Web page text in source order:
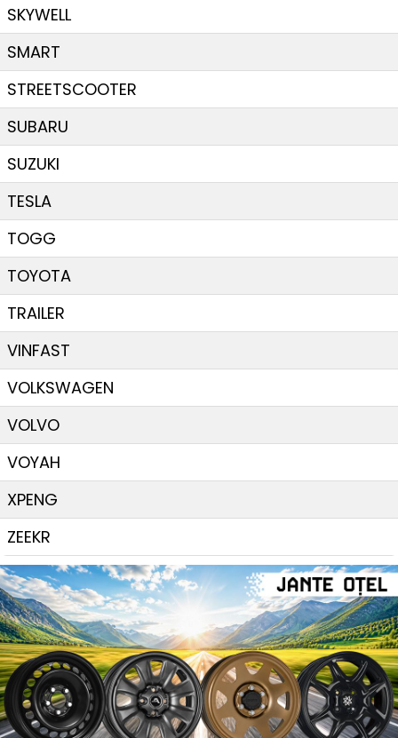
SKYWELL
SMART
STREETSCOOTER
SUBARU
SUZUKI
TESLA
TOGG
TOYOTA
TRAILER
VINFAST
VOLKSWAGEN
VOLVO
VOYAH
XPENG
ZEEKR